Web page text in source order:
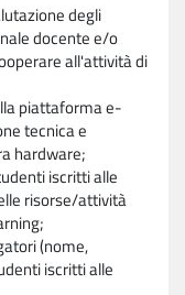
degli
docente e/o
all'attività di
piattaforma e-
tecnica e
hardware;
iscritti alle
risorse/attività
(nome,
iscritti alle